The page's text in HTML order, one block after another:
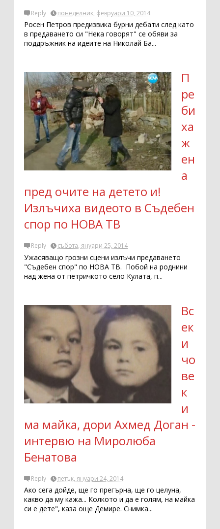
Reply понеделник, февруари 10, 2014
Росен Петров предизвика бурни дебати след като
в предаването си "Нека говорят" се обяви за
поддръжник на идеите на Николай Ба...
П
ре
би
ха
ж
ен
а
пред очите на детето и!
Излъчиха видеото в Съдебен
спор по НОВА ТВ
Reply събота, януари 25, 2014
Ужасяващо грозни сцени излъчи предаването
"Съдебен спор" по НОВА ТВ. Побой на роднини
над жена от петричкото село Кулата, п...
Вс
ек
и
чо
ве
к
и
ма майка, дори Ахмед Доган -
интервю на Миролюба
Бенатова
Reply петък, януари 24, 2014
Ако сега дойде, ще го прегърна, ще го целуна,
какво да му кажа... Колкото и да е голям, на майка
си е дете", каза още Демире. Снимка...